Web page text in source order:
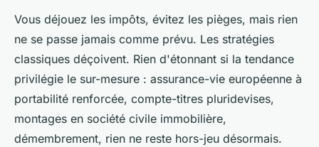
Vous déjouez les impôts, évitez les pièges, mais rien
ne se passe jamais comme prévu. Les stratégies
classiques déçoivent. Rien d'étonnant si la tendance
privilégie le sur-mesure : assurance-vie européenne à
portabilité renforcée, compte-titres pluridevises,
montages en société civile immobilière,
démembrement, rien ne reste hors-jeu désormais.